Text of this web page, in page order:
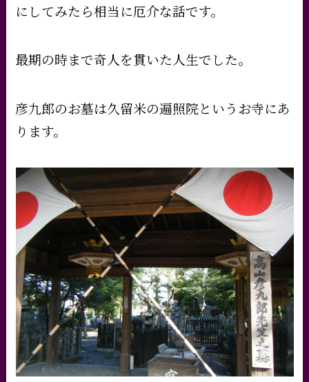
にしてみたら相当に厄介な話です。
最期の時まで奇人を貫いた人生でした。
彦九郎のお墓は久留米の遍照院というお寺にあ
ります。